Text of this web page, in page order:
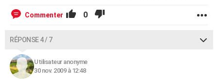
Commenter 0
RÉPONSE 4 / 7
Utilisateur anonyme
30 nov. 2009 à 12:48